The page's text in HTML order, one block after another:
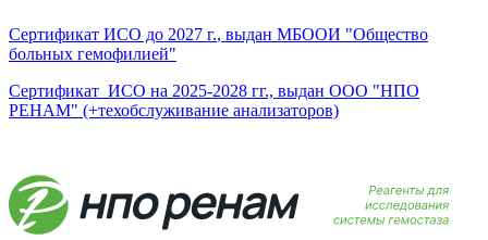
Сертификат ИСО до 2027 г., выдан МБООИ "Общество
больных гемофилией"
Сертификат ИСО на 2025-2028 гг., выдан ООО "НПО
РЕНАМ" (+техобслуживание анализаторов)